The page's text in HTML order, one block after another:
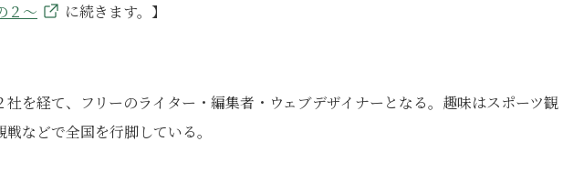
２～ に続きます。】
を経て、フリーのライター・編集者・ウェブデザイナーとなる。趣味はスポーツ観
などで全国を行脚している。